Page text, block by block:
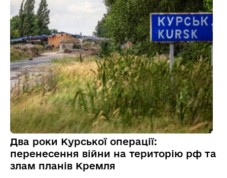
Два роки Курської операції:
перенесення війни на територію рф та
злам планів Кремля